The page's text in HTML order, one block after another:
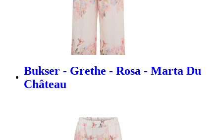
Bukser - Grethe - Rosa - Marta Du
Château